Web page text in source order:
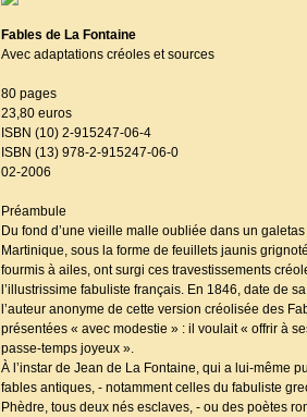
Fables de La Fontaine
Avec adaptations créoles et sources
80 pages
23,80 euros
ISBN (10) 2-915247-06-4
ISBN (13) 978-2-915247-06-0
02-2006
Préambule
Du fond d’une vieille malle oubliée dans un
Martinique, sous la forme de feuillets jaunis
fourmis à ailes, ont surgi ces travestissements
l’illustrissime fabuliste français. En 1846, date de
l’auteur anonyme de cette version créolisée des
présentées « avec modestie » : il voulait « offrir à
passe-temps joyeux ».
À l’instar de Jean de La Fontaine, qui a lui-même
fables antiques, - notamment celles du fabuliste
Phèdre, tous deux nés esclaves, - ou des poètes